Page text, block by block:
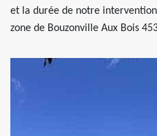
et la durée de notre
zone de Bouzonville Aux Bois